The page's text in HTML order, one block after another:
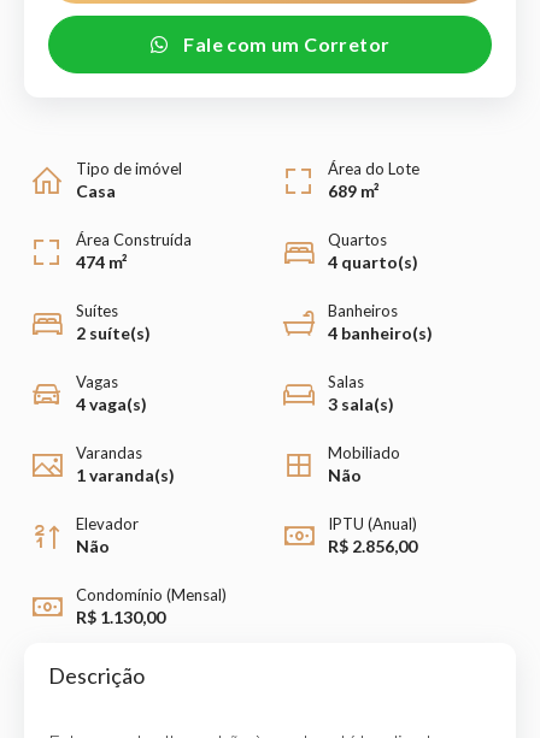
Fale com um Corretor
Tipo de imóvel
Casa
Área do Lote
689 m²
Área Construída
474 m²
Quartos
4 quarto(s)
Suítes
2 suíte(s)
Banheiros
4 banheiro(s)
Vagas
4 vaga(s)
Salas
3 sala(s)
Varandas
1 varanda(s)
Mobiliado
Não
Elevador
Não
IPTU (Anual)
R$ 2.856,00
Condomínio (Mensal)
R$ 1.130,00
Descrição